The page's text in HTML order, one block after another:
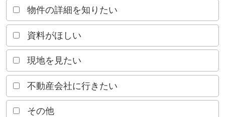
物件の詳細を知りたい
資料がほしい
現地を見たい
不動産会社に行きたい
その他